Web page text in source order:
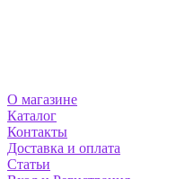
О магазине
Каталог
Контакты
Доставка и оплата
Статьи